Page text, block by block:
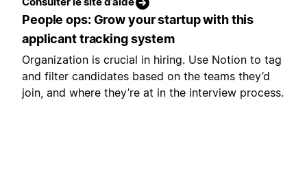
People ops: Grow your startup with this
applicant tracking system
Organization is crucial in hiring. Use Notion to tag
and filter candidates based on the teams they’d
join, and where they’re at in the interview process.